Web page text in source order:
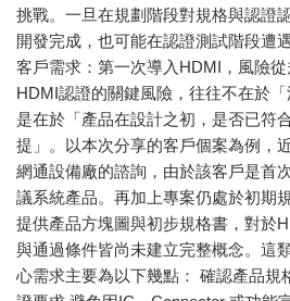
挑戰。一旦在規劃階段對規格與認證
開發完成，也可能在認證測試階段遭
客戶需求：第一次導入HDMI，風險
HDMI認證的關鍵風險，往往不在於
是在於「產品在設計之初，是否已符
提」。以本次分享的客戶個案為例，
網通設備廠的諮詢，由於該客戶是首
議系統產品。再加上專案仍處於初期
提供產品方塊圖與初步規格書，對於
與通過條件皆尚未建立完整概念。這
心需求主要為以下幾點： 確認產品規